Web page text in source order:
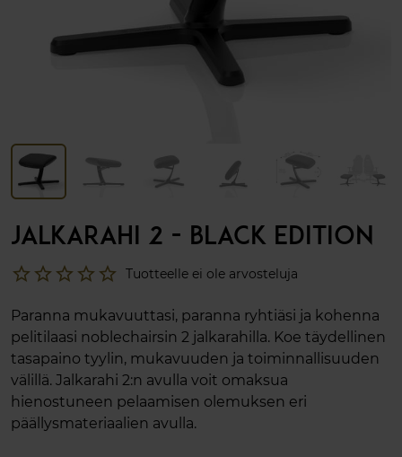
JALKARAHI 2 - BLACK EDITION
star_border
star_border
star_border
star_border
star_border Tuotteelle ei ole arvosteluja
Paranna mukavuuttasi, paranna ryhtiäsi ja kohenna
pelitilaasi noblechairsin 2 jalkarahilla. Koe täydellinen
tasapaino tyylin, mukavuuden ja toiminnallisuuden
välillä. Jalkarahi 2:n avulla voit omaksua
hienostuneen pelaamisen olemuksen eri
päällysmateriaalien avulla.